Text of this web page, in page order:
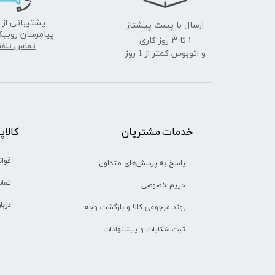
ارسال با پست پیشتاز
​​​​​​​1 تا 3 روز کاری
و اتوبوس کمتر از 1 روز
پشتیبانی
پیامرسان
تماس
خدمات مشتریان
پاسخ به پرسش‌های متداول
حریم خصوصی
روند مرجوعی کالا و بازگشت وجه
ثبت شکایات و پیشنهادات